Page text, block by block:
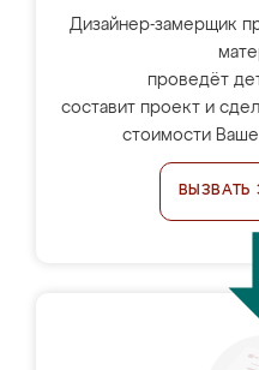
Дизайнер-замерщик
проведёт
составит проект и
стоимости